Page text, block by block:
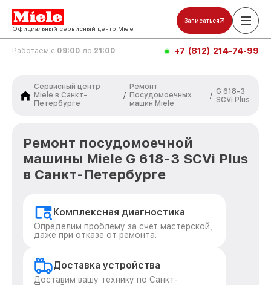
Официальный сервисный центр Miele
Записаться
Работаем с 09:00 до 21:00 +7 (812) 214-74-99
Сервисный центр
Miele в Санкт-
Петербурге
/
Ремонт
Посудомоечных
машин Miele
/ G 618-3
SCVi Plus
Ремонт посудомоечной
машины Miele G 618-3 SCVi Plus
в Санкт-Петербурге
Комплексная диагностика
Определим проблему за счет мастерской,
даже при отказе от ремонта.
Доставка устройства
Доставим вашу технику по Санкт-